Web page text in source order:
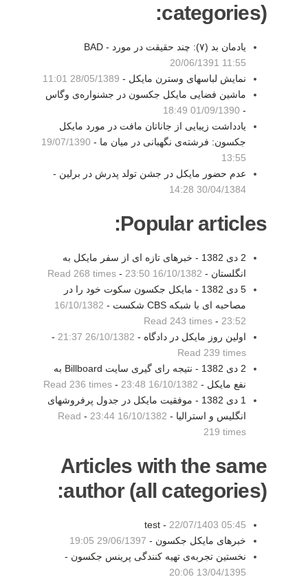
categories):
یادمان بد (۷): چند حقیقت در مورد BAD -
20/06/1391 11:55
نمایش لباسهای وسترن مایکل - 28/05/1389 11:01
ماشین فضایی مایکل جکسون در جشنواره‌ی وگاس
-
01/09/1390 18:49
یادداشت زیبایی از جاناتان مافت در مورد مایکل
جکسون: فرشته‌ی نگهبانی در میان ما - 19/07/1390
13:55
عدم حضور مایکل در جشن تولد پدرش در برلین -
30/04/1384 14:28
Popular articles:
2 دی 1382 - خبرهای تازه ای از سفر مايکل به
انگلستان - 16/10/1382 23:50
-
Read 268 times
5 دی 1382 - مايکل جکسون سکوت خود را در
مصاحبه ای با شبکه CBS شکست -
16/10/1382
23:52
-
Read 243 times
اولین روز مایکل در دادگاه - 26/10/1382 21:37
-
Read 239 times
2 دی 1382 - نتيجه رای گيری سايت Billboard به
نفع مايکل - 16/10/1382 23:48
-
Read 236 times
1 دی 1382 - موفقيت مايکل در جدول پرفروشهای
انگليس و استراليا - 16/10/1382 23:44
-
Read
219 times
Articles with the same
author (all categories):
test - 22/07/1403 05:45
خبرهای مایکل جکسون - 29/06/1397 19:05
نخستین تجربه‌ی تهیه کنندگی پرینس جکسون -
13/04/1395 20:06